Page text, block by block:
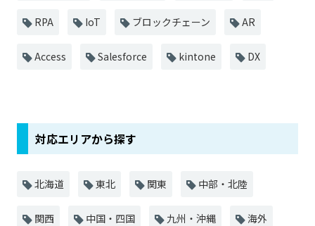
RPA IoT ブロックチェーン AR
Access Salesforce kintone DX
対応エリアから探す
北海道 東北 関東 中部・北陸
関西 中国・四国 九州・沖縄 海外